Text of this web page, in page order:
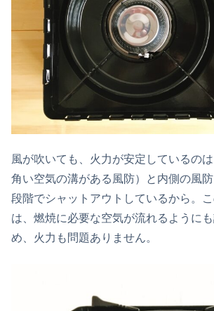
風が吹いても、火力が安定しているの
角い空気の溝がある風防）と内側の風
段階でシャットアウトしているから。
は、燃焼に必要な空気が流れるように
め、火力も問題ありません。